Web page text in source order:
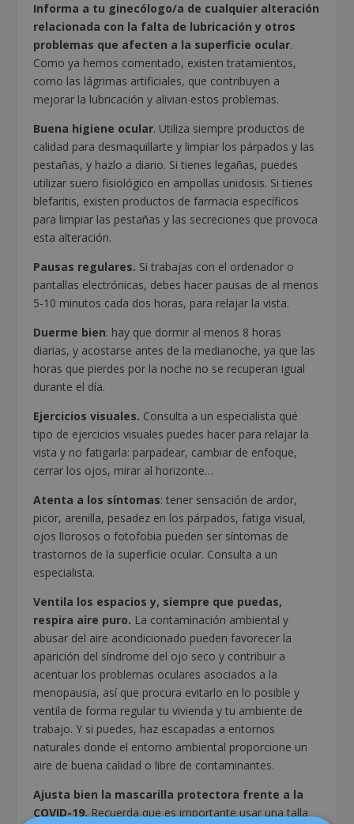
Informa a tu ginecólogo/a de cualquier alteración
relacionada con la falta de lubricación y otros
problemas que afecten a la superficie ocular.
Como ya hemos comentado, existen tratamientos,
como las lágrimas artificiales, que contribuyen a
mejorar la lubricación y alivian estos problemas.
Buena higiene ocular. Utiliza siempre productos de
calidad para desmaquillarte y limpiar los párpados y las
pestañas, y hazlo a diario. Si tienes legañas, puedes
utilizar suero fisiológico en ampollas unidosis. Si tienes
blefaritis, existen productos de farmacia específicos
para limpiar las pestañas y las secreciones que provoca
esta alteración.
Pausas regulares. Si trabajas con el ordenador o
pantallas electrónicas, debes hacer pausas de al menos
5-10 minutos cada dos horas, para relajar la vista.
Duerme bien: hay que dormir al menos 8 horas
diarias, y acostarse antes de la medianoche, ya que las
horas que pierdes por la noche no se recuperan igual
durante el día.
Ejercicios visuales. Consulta a un especialista qué
tipo de ejercicios visuales puedes hacer para relajar la
vista y no fatigarla: parpadear, cambiar de enfoque,
cerrar los ojos, mirar al horizonte…
Atenta a los síntomas: tener sensación de ardor,
picor, arenilla, pesadez en los párpados, fatiga visual,
ojos llorosos o fotofobia pueden ser síntomas de
trastornos de la superficie ocular. Consulta a un
especialista.
Ventila los espacios y, siempre que puedas,
respira aire puro. La contaminación ambiental y
abusar del aire acondicionado pueden favorecer la
aparición del síndrome del ojo seco y contribuir a
acentuar los problemas oculares asociados a la
menopausia, así que procura evitarlo en lo posible y
ventila de forma regular tu vivienda y tu ambiente de
trabajo. Y si puedes, haz escapadas a entornos
naturales donde el entorno ambiental proporcione un
aire de buena calidad o libre de contaminantes.
Ajusta bien la mascarilla protectora frente a la
COVID-19.Recuerda que es importante usar una talla